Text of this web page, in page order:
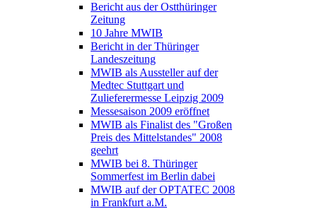
Bericht aus der Ostthüringer
Zeitung
10 Jahre MWIB
Bericht in der Thüringer
Landeszeitung
MWIB als Aussteller auf der
Medtec Stuttgart und
Zulieferermesse Leipzig 2009
Messesaison 2009 eröffnet
MWIB als Finalist des "Großen
Preis des Mittelstandes" 2008
geehrt
MWIB bei 8. Thüringer
Sommerfest im Berlin dabei
MWIB auf der OPTATEC 2008
in Frankfurt a.M.